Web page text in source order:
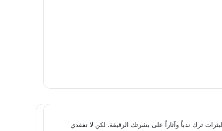
ترك ندباً وآثاراً على بشرتك الرقيقة. لكن لا تفقدي